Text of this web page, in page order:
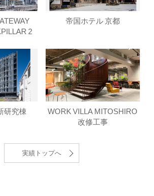
2
帝国ホテル 京都
研究棟
WORK VILLA MITOSHIRO
改修工事
実績トップへ